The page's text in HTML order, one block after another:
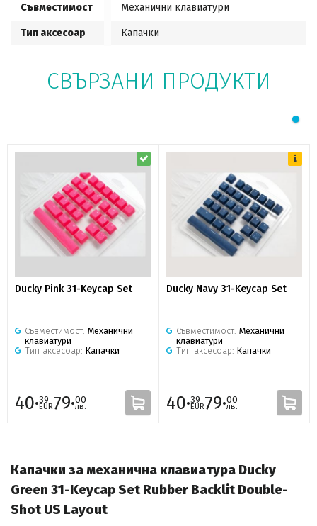
Съвместимост Механични клавиатури
Тип аксесоар Капачки
СВЪРЗАНИ ПРОДУКТИ
Ducky Pink 31-Keycap Set
Съвместимост: Механични
клавиатури
Тип аксесоар: Капачки
40·39
EUR79·00
лв.
Ducky Navy 31-Keycap Set
Съвместимост: Механични
клавиатури
Тип аксесоар: Капачки
40·39
EUR79·00
лв.
Капачки за механична клавиатура Ducky
Green 31-Keycap Set Rubber Backlit Double-
Shot US Layout